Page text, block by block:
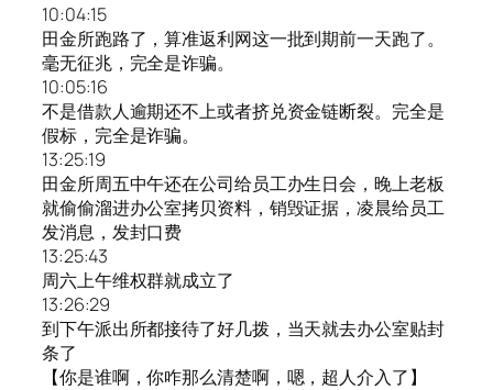
10:04:15
田金所跑路了，算准返利网这一批到期前一天跑了。
毫无征兆，完全是诈骗。
10:05:16
不是借款人逾期还不上或者挤兑资金链断裂。完全是
假标，完全是诈骗。
13:25:19
田金所周五中午还在公司给员工办生日会，晚上老板
就偷偷溜进办公室拷贝资料，销毁证据，凌晨给员工
发消息，发封口费
13:25:43
周六上午维权群就成立了
13:26:29
到下午派出所都接待了好几拨，当天就去办公室贴封
条了
【你是谁啊，你咋那么清楚啊，嗯，超人介入了】